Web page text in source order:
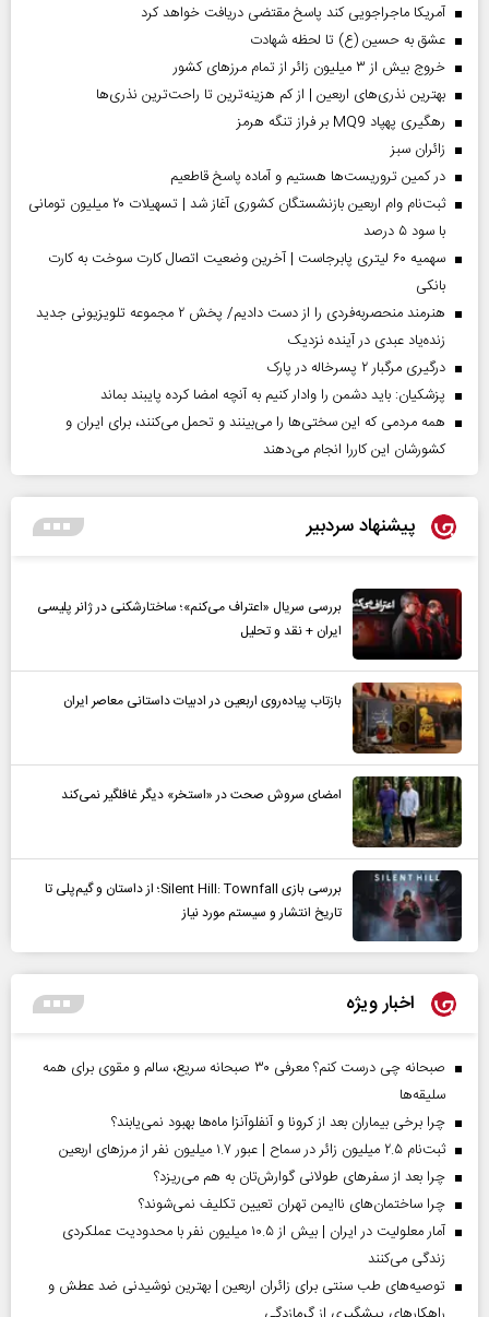
آمریکا ماجراجویی کند پاسخ مقتضی دریافت خواهد کرد
عشق به حسین (ع) تا لحظه شهادت
خروج بیش از ۳ میلیون زائر از تمام مرز‌های کشور
بهترین نذری‌های اربعین | از کم هزینه‌ترین تا راحت‌ترین نذری‌ها
رهگیری پهپاد MQ9 بر فراز تنگه هرمز
‌زائران سبز
در کمین تروریست‌ها هستیم و آماده پاسخ قاطعیم
ثبت‌نام وام اربعین بازنشستگان کشوری آغاز شد | تسهیلات ۲۰ میلیون تومانی
با سود ۵ درصد
سهمیه ۶۰ لیتری پابرجاست | آخرین وضعیت اتصال کارت سوخت به کارت
بانکی
هنرمند منحصر‌به‌فردی را از دست دادیم/ پخش ۲ مجموعه تلویزیونی جدید
زنده‌یاد عبدی در آینده نزدیک
درگیری مرگبار ۲ پسرخاله در پارک
پزشکیان: باید دشمن را وادار کنیم به آنچه امضا کرده پایبند بماند
همه مردمی که این سختی‌ها را می‌بینند و تحمل می‌کنند، برای ایران و
کشورشان این کاررا انجام می‌دهند
پیشنهاد سردبیر
بررسی سریال «اعتراف می‌کنم»؛ ساختارشکنی در ژانر پلیسی
ایران + نقد و تحلیل
بازتاب پیاده‌روی اربعین در ادبیات داستانی معاصر ایران
امضای سروش صحت در «استخر» دیگر غافلگیر نمی‌کند
بررسی بازی Silent Hill: Townfall؛ از داستان و گیم‌پلی تا
تاریخ انتشار و سیستم مورد نیاز
اخبار ویژه
صبحانه چی درست کنم؟ معرفی ۳۰ صبحانه سریع، سالم و مقوی برای همه
سلیقه‌ها
چرا برخی بیماران بعد از کرونا و آنفلوآنزا ماه‌ها بهبود نمی‌یابند؟
ثبت‌نام ۲.۵ میلیون زائر در سماح | عبور ۱.۷ میلیون نفر از مرز‌های اربعین
چرا بعد از سفرهای طولانی گوارش‌تان به هم می‌ریزد؟
چرا ساختمان‌های ناایمن تهران تعیین تکلیف نمی‌شوند؟
آمار معلولیت در ایران | بیش از ۱۰.۵ میلیون نفر با محدودیت عملکردی
زندگی می‌کنند
توصیه‌های طب سنتی برای زائران اربعین | بهترین نوشیدنی ضد عطش و